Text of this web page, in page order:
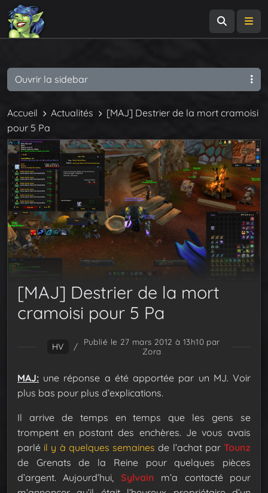
Accueil Actualités
[MAJ] Destrier de la mort cramoisi
pour 5 Pa
[MAJ] Destrier de la mort
cramoisi pour 5 Pa
HV / Publié le 27 mars 2012 à 13h10par
Zora
MAJ: une réponse a été apportée par un MJ. Voir
plus bas pour plus d’explications.
Il arrive de temps en temps que les gens se
trompent en postant des enchères. Je vous avais
parlé il y à quelques semaines de l’achat parTounz
de Grenats de la Reine pour quelques pièces
d’argent. Aujourd’hui, Sylvain m’a contacté pour
Ouvrir la sidebar